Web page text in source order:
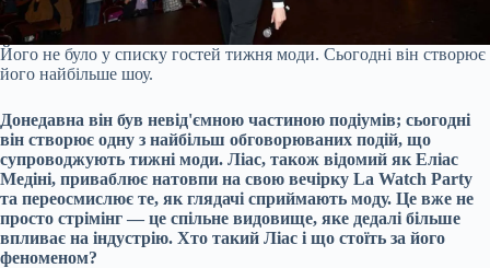
Його не було у списку гостей тижня моди. Сьогодні він створює
його найбільше шоу.
Донедавна він був невід'ємною частиною подіумів; сьогодні
він створює одну з найбільш обговорюваних подій, що
супроводжують тижні моди. Ліас, також відомий як Еліас
Медіні, приваблює натовпи на свою вечірку La Watch Party
та переосмислює те, як глядачі сприймають моду. Це вже не
просто стрімінг — це спільне видовище, яке дедалі більше
впливає на індустрію. Хто такий Ліас і що стоїть за його
феноменом?